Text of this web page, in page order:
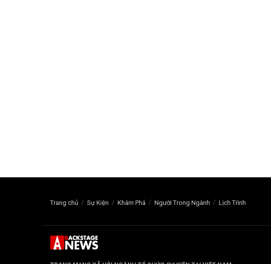
Trang chủ Sự Kiện Khám Phá Người Trong Ngành Lịch Trình